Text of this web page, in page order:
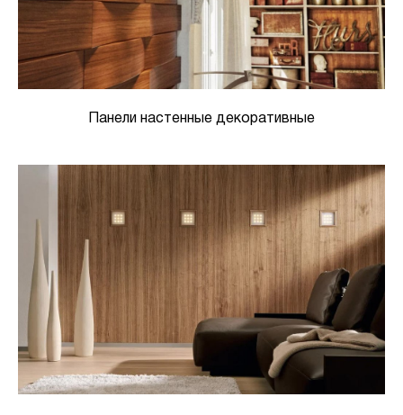
Панели настенные декоративные